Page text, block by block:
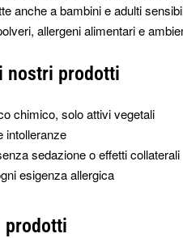
anche a bambini e adulti
allergeni alimentari e
nostri prodotti
chimico, solo attivi vegetali
intolleranze
sedazione o effetti collaterali
esigenza allergica
prodotti